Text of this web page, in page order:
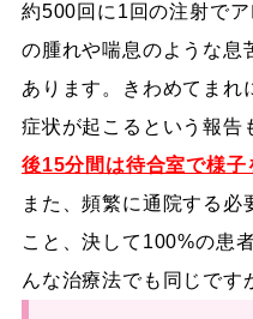
約500回に1回の注射で
の腫れや喘息のような息
あります。きわめてまれ
症状が起こるという報告
後15分間は待合室で様子
また、頻繁に通院する必
こと、決して100%の患
んな治療法でも同じです